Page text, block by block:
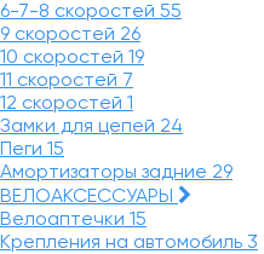
6-7-8 скоростей 55
9 скоростей 26
10 скоростей 19
11 скоростей 7
12 скоростей 1
Замки для цепей 24
Пеги 15
Амортизаторы задние 29
ВЕЛОАКСЕССУАРЫ
Велоаптечки 15
Крепления на автомобиль 3